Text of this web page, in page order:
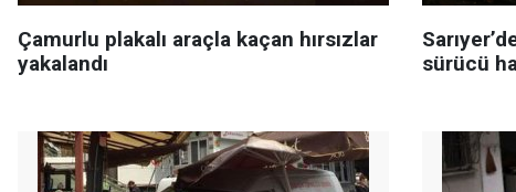
Çamurlu plakalı araçla kaçan hırsızlar
yakalandı
sürücü